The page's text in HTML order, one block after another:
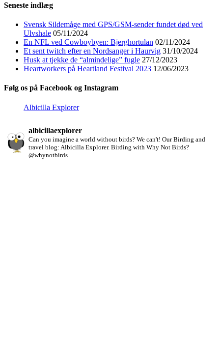
Seneste indlæg
Svensk Sildemåge med GPS/GSM-sender fundet død ved
Ulvshale 05/11/2024
En NFL ved Cowboybyen: Bjerghortulan 02/11/2024
Et sent twitch efter en Nordsanger i Haurvig 31/10/2024
Husk at tjekke de “almindelige” fugle 27/12/2023
Heartworkers på Heartland Festival 2023 12/06/2023
Følg os på Facebook og Instagram
Albicilla Explorer
albicillaexplorer
Can you imagine a world without birds? We can't! Our Birding and
travel blog: Albicilla Explorer. Birding with Why Not Birds?
@whynotbirds